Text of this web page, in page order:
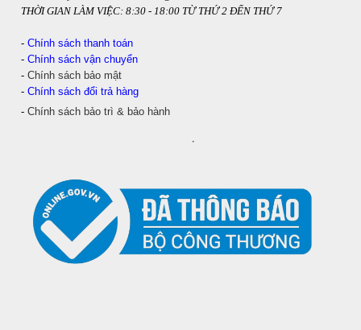
THỜI GIAN LÀM VIỆC: 8:30 - 18:00 TỪ THỨ 2 ĐẾN THỨ 7
- Chính sách thanh toán
- Chính sách vận chuyển
- Chính sách bảo mật
- Chính sách đổi trả hàng
- Chính sách bảo trì & bảo hành